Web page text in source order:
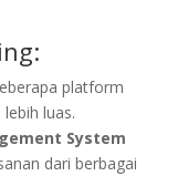
platform
luas.
System
dari berbagai